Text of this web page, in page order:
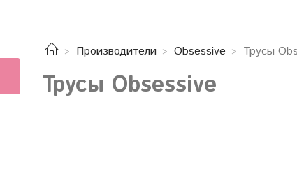
Производители Obsessive Трусы
Трусы Obsessive